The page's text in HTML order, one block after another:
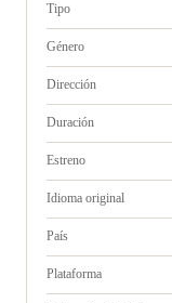
Tipo
Género
Dirección
Duración
Estreno
Idioma original
País
Plataforma